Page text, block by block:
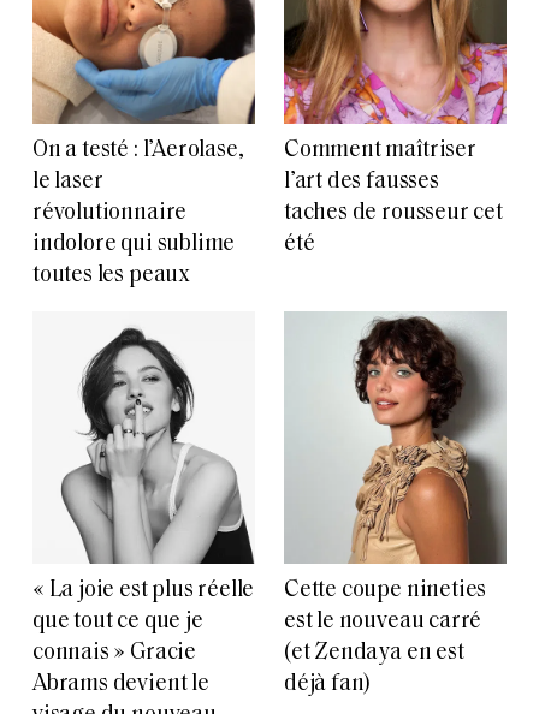
On a testé : l’Aerolase,
le laser
révolutionnaire
indolore qui sublime
toutes les peaux
Comment maîtriser
l’art des fausses
taches de rousseur cet
été
« La joie est plus réelle
que tout ce que je
connais » Gracie
Abrams devient le
Cette coupe nineties
est le nouveau carré
(et Zendaya en est
déjà fan)